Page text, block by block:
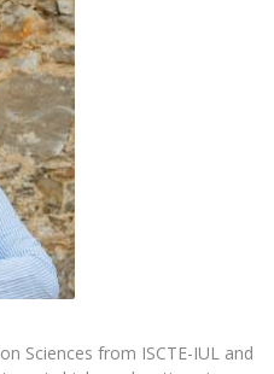
Sciences from ISCTE-IUL and